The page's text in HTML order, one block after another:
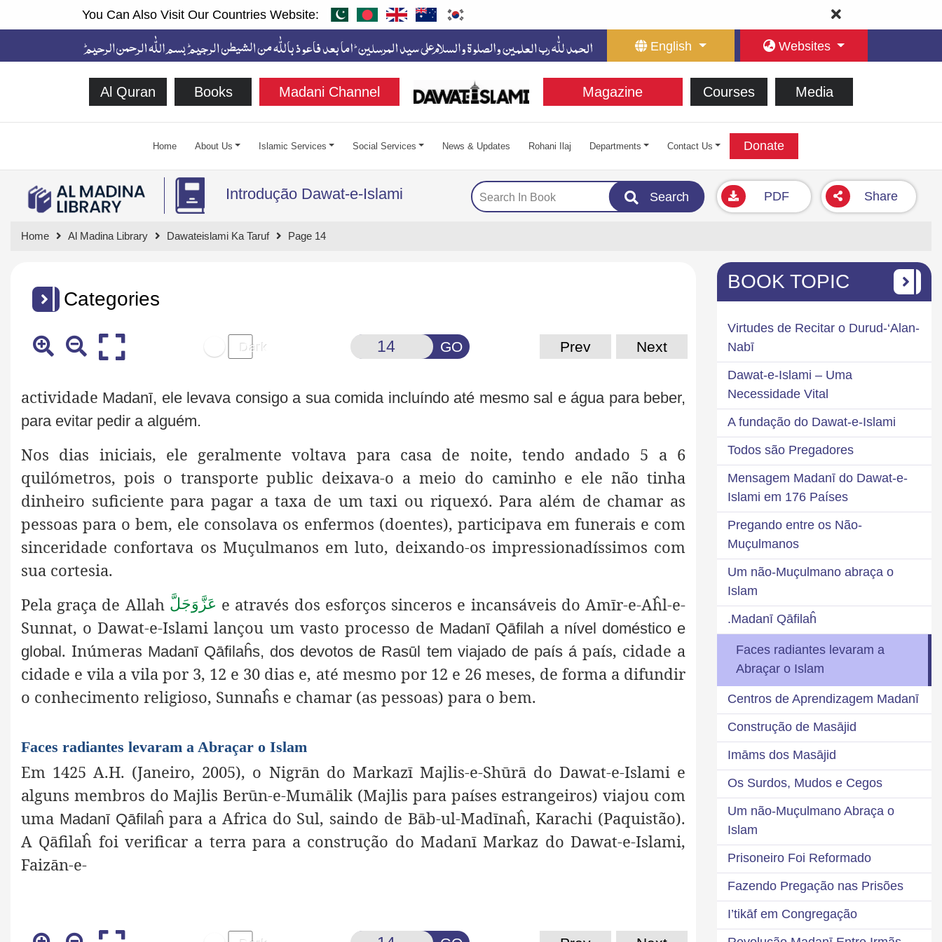
You Can Also Visit Our Countries Website:
English Websites
Al Quran Books Madani Channel Magazine Courses Media
Home About Us Islamic Services Social Services News & Updates Rohani Ilaj Departments Contact Us Donate
Introdução Dawat-e-Islami Search PDF Share
Home Al Madina Library Dawateislami Ka Taruf Page 14
Categories
GO Prev Next
actividade Madanī, ele levava consigo a sua comida incluíndo até mesmo sal e água para beber,
para evitar pedir a alguém.
Nos dias iniciais, ele geralmente voltava para casa de noite, tendo andado 5 a 6
quilómetros, pois o transporte public deixava-o a meio do caminho e ele não tinha
dinheiro suficiente para pagar a taxa de um taxi ou riquexó. Para além de chamar as
pessoas para o bem, ele consolava os enfermos (doentes), participava em funerais e com
sinceridade confortava os Muçulmanos em luto, deixando-os impressionadíssimos com
sua cortesia.
Pela graça de Allah عَزَّوَجَلَّ e através dos esforços sinceros e incansáveis do Amīr-e-Aĥl-e-
Sunnat, oDawat-e-Islami lançou um vasto processo de Madanī Qāfilah a nível doméstico e
global. Inúmeras Madanī Qāfilaĥs, dos devotos de Rasūl tem viajado de país ápaís, cidade a
cidade e vila a vila por 3, 12 e 30 dias e, até mesmo por 12 e 26 meses, de forma a difundir
o conhecimento religioso, Sunnaĥs e chamar (as pessoas) para o bem.
Faces radiantes levaram a Abraçar o Islam
Em 1425 A.H. (Janeiro, 2005), o Nigrān do Markazī Majlis-e-Shūrā do Dawat-e-Islami e
alguns membros do Majlis Berūn-e-Mumālik (Majlis para países estrangeiros) viajou com
uma Madanī Qāfilaĥ para a Africa do Sul, saindo de Bāb-ul-Madīnaĥ,Karachi (Paquistão).
A Qāfilaĥ foi verificar a terra para a construção do Madanī Markaz do Dawat-e-Islami,
Faizān-e-
BOOK TOPIC
Virtudes de Recitar o Durud-‘Alan-
Nabī
Dawat-e-Islami – Uma
Necessidade Vital
A fundação do Dawat-e-Islami
Todos são Pregadores
Mensagem Madanī do Dawat-e-
Islami em 176 Países
Pregando entre os Não-
Muçulmanos
Um não-Muçulmano abraça o
Islam
Madanī Qāfilaĥ.
Faces radiantes levaram a
Abraçar o Islam
Centros de Aprendizagem Madanī
Construção de Masājid
Imāms dos Masājid
Os Surdos, Mudos e Cegos
Um não-Muçulmano Abraça o
Islam
Prisoneiro Foi Reformado
Fazendo Pregação nas Prisões
I’tikāf em Congregação